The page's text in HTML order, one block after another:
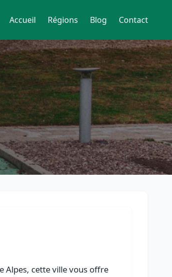
Accueil Régions Blog Contact
Alpes, cette ville vous offre